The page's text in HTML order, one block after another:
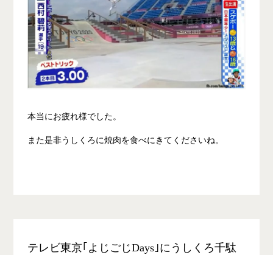
本当にお疲れ様でした。
また是非うしくろに焼肉を食べにきてくださいね。
テレビ東京｢よじごじDays｣にうしくろ千駄